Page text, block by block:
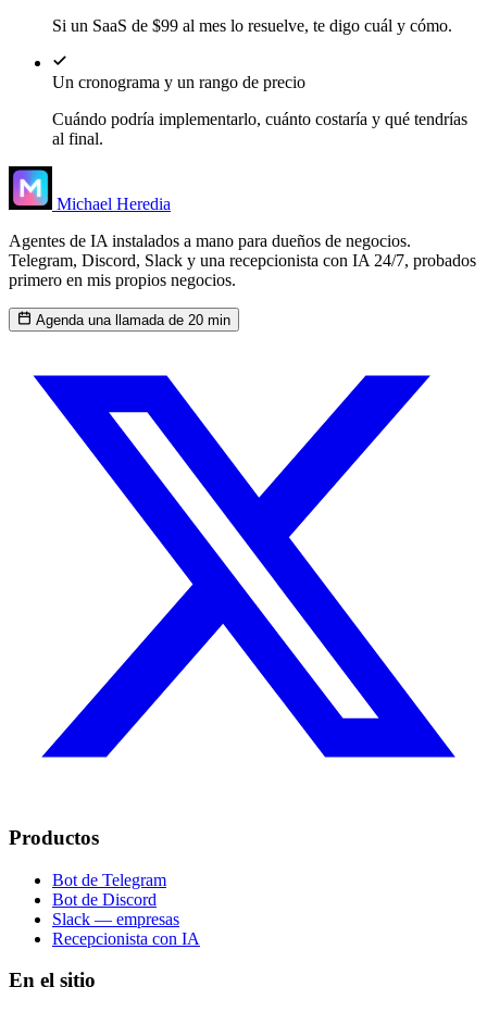
Si un SaaS de $99 al mes lo resuelve, te digo cuál y cómo.
Un cronograma y un rango de precio
Cuándo podría implementarlo, cuánto costaría y qué tendrías
al final.
Michael Heredia
Agentes de IA instalados a mano para dueños de negocios.
Telegram, Discord, Slack y una recepcionista con IA 24/7, probados
primero en mis propios negocios.
Agenda una llamada de 20 min
Productos
Bot de Telegram
Bot de Discord
Slack — empresas
Recepcionista con IA
En el sitio